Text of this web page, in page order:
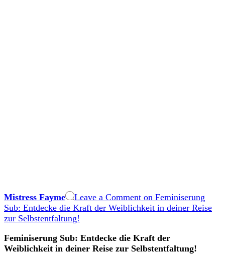
Mistress Fayme Leave a Commenton Feminiserung
Sub: Entdecke die Kraft der Weiblichkeit in deiner Reise
zur Selbstentfaltung!
Feminiserung Sub: ​Entdecke die ⁢Kraft der
Weiblichkeit in deiner Reise zur Selbstentfaltung!